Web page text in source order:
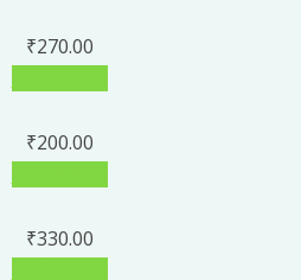
₹270.00
₹200.00
₹330.00